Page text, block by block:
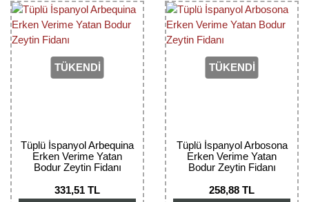
TÜKENDİ
Tüplü İspanyol Arbequina
Erken Verime Yatan
Bodur Zeytin Fidanı
331,51 TL
TÜKENDİ
Tüplü İspanyol Arbosona
Erken Verime Yatan
Bodur Zeytin Fidanı
258,88 TL